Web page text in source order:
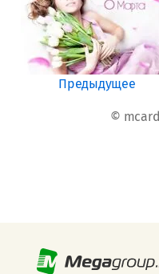
Предыдущее
©